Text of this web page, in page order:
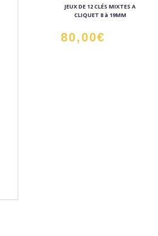
JEUX DE 12 CLÉS MIXTES A
CLIQUET 8 à 19MM
80,00€